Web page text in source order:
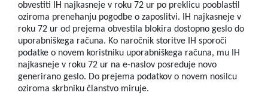
obvestiti IH najkasneje v roku 72 ur po preklicu pooblastil
oziroma prenehanju pogodbe o zaposlitvi. IH najkasneje v
roku 72 ur od prejema obvestila blokira dostopno geslo do
uporabniškega računa. Ko naročnik storitve IH sporoči
podatke o novem koristniku uporabniškega računa, mu IH
najkasneje v roku 72 ur na e-naslov posreduje novo
generirano geslo. Do prejema podatkov o novem nosilcu
oziroma skrbniku članstvo miruje.